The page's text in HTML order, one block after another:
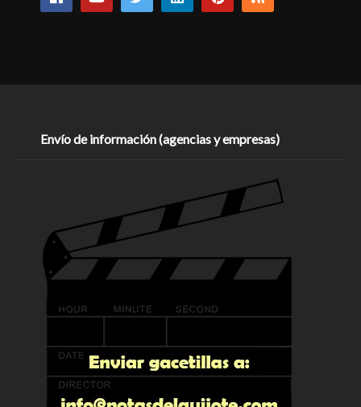
Envío de información (agencias y empresas)